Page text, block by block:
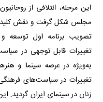
این مرحله، ائتلافی از
مجلس شکل گرفت و نقش کلیدی
تصویب برنامه اول توسعه
تغییرات قابل توجهی در
به‌ویژه در عرصه سینما و
تغییرات در سیاست‌های
زنان در سینمای ایران گردید.